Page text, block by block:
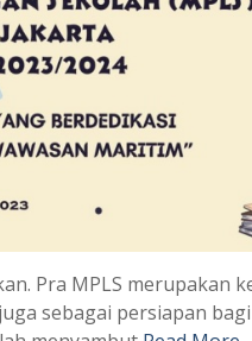
Pra MPLS merupakan
sebagai persiapan